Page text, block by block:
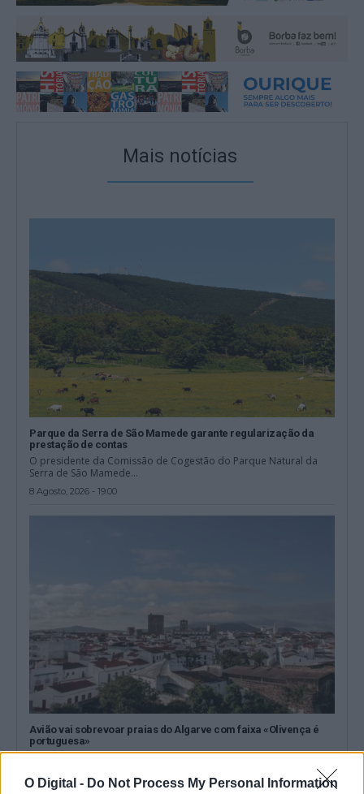
O Digital - Do Not Process My Personal Information
Mais notícias
Parque da Serra de São Mamede garante regularização da
prestação de contas
O presidente da Comissão de Cogestão do Parque Natural da
Serra de São Mamede...
8 Agosto, 2026 - 19:00
Avião vai sobrevoar praias do Algarve com faixa «Olivença é
portuguesa»
O Grupo dos Amigos de Olivença (GAO) vai realizar esta sexta-
6 Agosto, 2026 - 12:52